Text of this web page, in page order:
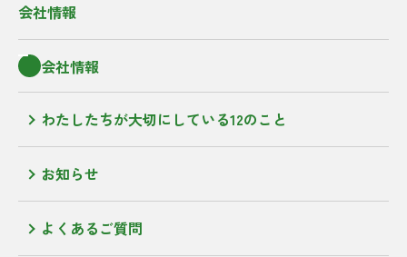
会社情報
会社情報
わたしたちが大切にしている12のこと
お知らせ
よくあるご質問